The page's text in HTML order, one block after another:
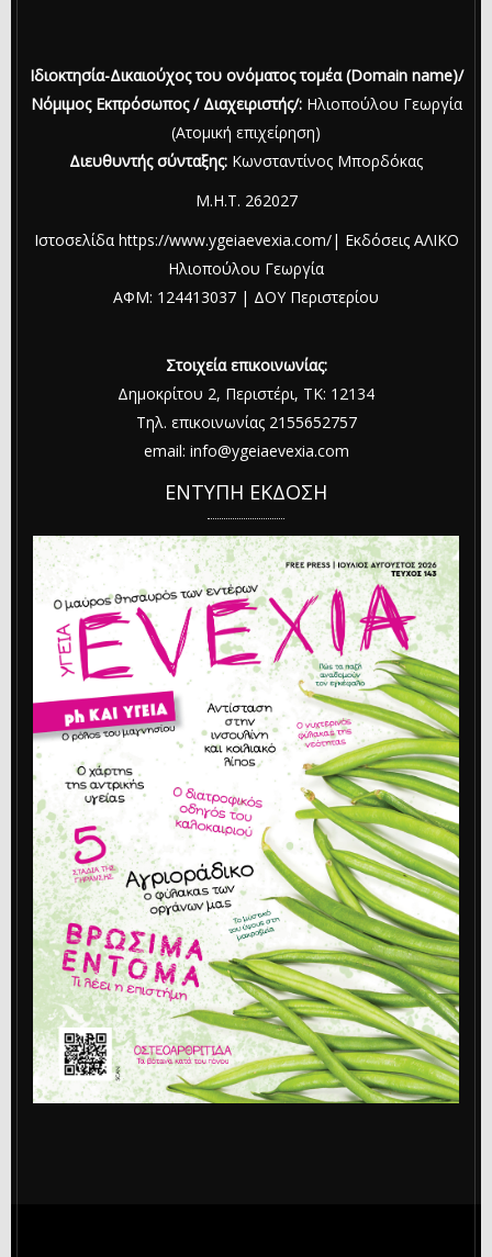
Ιδιοκτησία-Δικαιούχος του ονόματος τομέα (Domain name)/
Νόμιμος Εκπρόσωπος / Διαχειριστής/:Ηλιοπούλου Γεωργία
(Ατομική επιχείρηση)
Διευθυντής σύνταξης: Κωνσταντίνος Μπορδόκας
Μ.Η.Τ. 262027
Ιστοσελίδα https://www.ygeiaevexia.com/| Εκδόσεις ΑΛΙΚΟ
Ηλιοπούλου Γεωργία
ΑΦΜ: 124413037 | ΔΟΥ Περιστερίου
Στοιχεία επικοινωνίας:
Δημοκρίτου 2, Περιστέρι, ΤΚ: 12134
Τηλ. επικοινωνίας 2155652757
email: info@ygeiaevexia.com
ΕΝΤΥΠΗ ΕΚΔΟΣΗ